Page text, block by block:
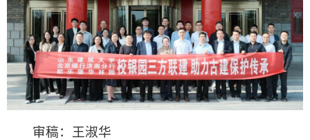
审稿：王淑华